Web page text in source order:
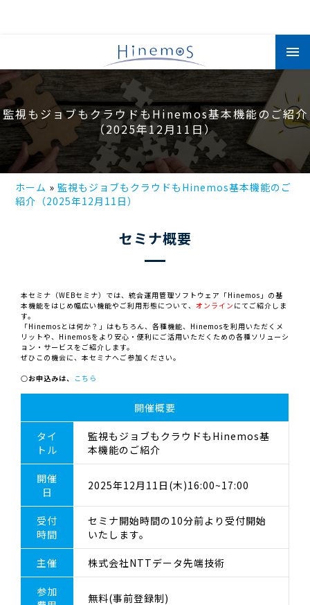
コ
ン
テ
ツ
に
監視もジョブもクラウドもHinemos基本機能のご紹介
（2025年12月11日）
ホーム
監視もジョブもクラウドもHinemos基本機能のご
紹介（2025年12月11日）
セミナ概要
本セミナ（WEBセミナ）では、統合運用管理ソフトウェア「Hinemos」の基
本機能をはじめ幅広い機能やご利用形態について、 オンライン にてご紹介しま
す。
「Hinemosとは何か？」はもちろん、各種機能、Hinemosを利用いただくメ
リットや、Hinemosをより安心・便利にご活用いただくための各種ソリューシ
ョン・サービスをご紹介します。
ぜひこの機会に、本セミナへご参加ください。
○お申込みは、 こちら
開催概要
タイ
トル
監視もジョブもクラウドもHinemos基
本機能のご紹介
開催
日
2025年12月11日(木)16:00~17:00
受付
時間
セミナ開始時間の10分前より受付開始
いたします。
主催 株式会社NTTデータ先端技術
参加
無料(事前登録制)